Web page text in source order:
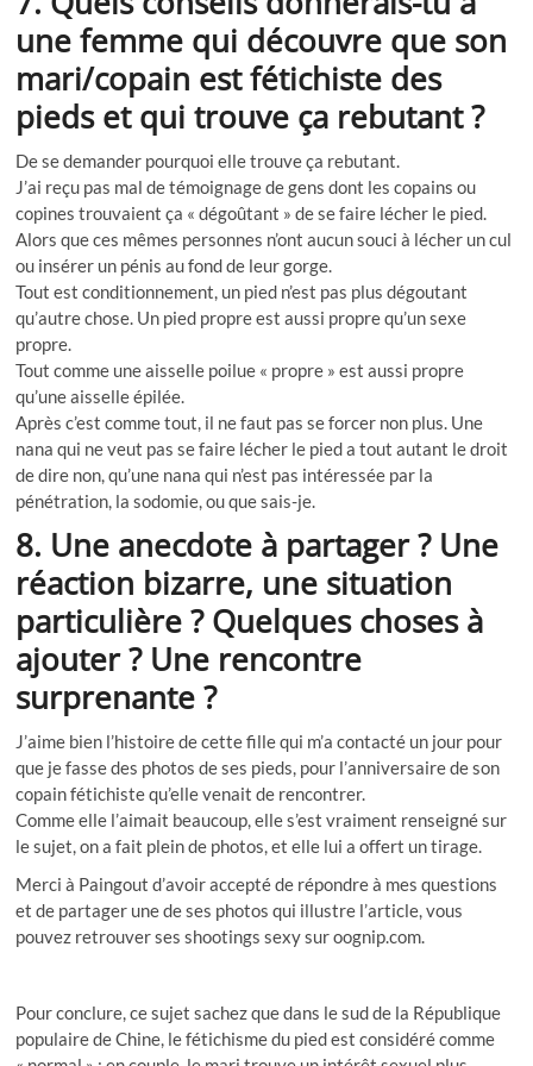
une femme qui découvre que son
mari/copain est fétichiste des
pieds et qui trouve ça rebutant ?
De se demander pourquoi elle trouve ça rebutant.
J’ai reçu pas mal de témoignage de gens dont les copains ou
copines trouvaient ça « dégoûtant » de se faire lécher le pied.
Alors que ces mêmes personnes n’ont aucun souci à lécher un cul
ou insérer un pénis au fond de leur gorge.
Tout est conditionnement, un pied n’est pas plus dégoutant
qu’autre chose. Un pied propre est aussi propre qu’un sexe
propre.
Tout comme une aisselle poilue « propre » est aussi propre
qu’une aisselle épilée.
Après c’est comme tout, il ne faut pas se forcer non plus. Une
nana qui ne veut pas se faire lécher le pied a tout autant le droit
de dire non, qu’une nana qui n’est pas intéressée par la
pénétration, la sodomie, ou que sais-je.
8. Une anecdote à partager ? Une
réaction bizarre, une situation
particulière ? Quelques choses à
ajouter ? Une rencontre
surprenante ?
J’aime bien l’histoire de cette fille qui m’a contacté un jour pour
que je fasse des photos de ses pieds, pour l’anniversaire de son
copain fétichiste qu’elle venait de rencontrer.
Comme elle l’aimait beaucoup, elle s’est vraiment renseigné sur
le sujet, on a fait plein de photos, et elle lui a offert un tirage.
Merci à Paingout d’avoir accepté de répondre à mes questions
et de partager une de ses photos qui illustre l’article, vous
pouvez retrouver ses shootings sexy sur oognip.com.
Pour conclure, ce sujet sachez que dans le sud de la République
populaire de Chine, le fétichisme du pied est considéré comme